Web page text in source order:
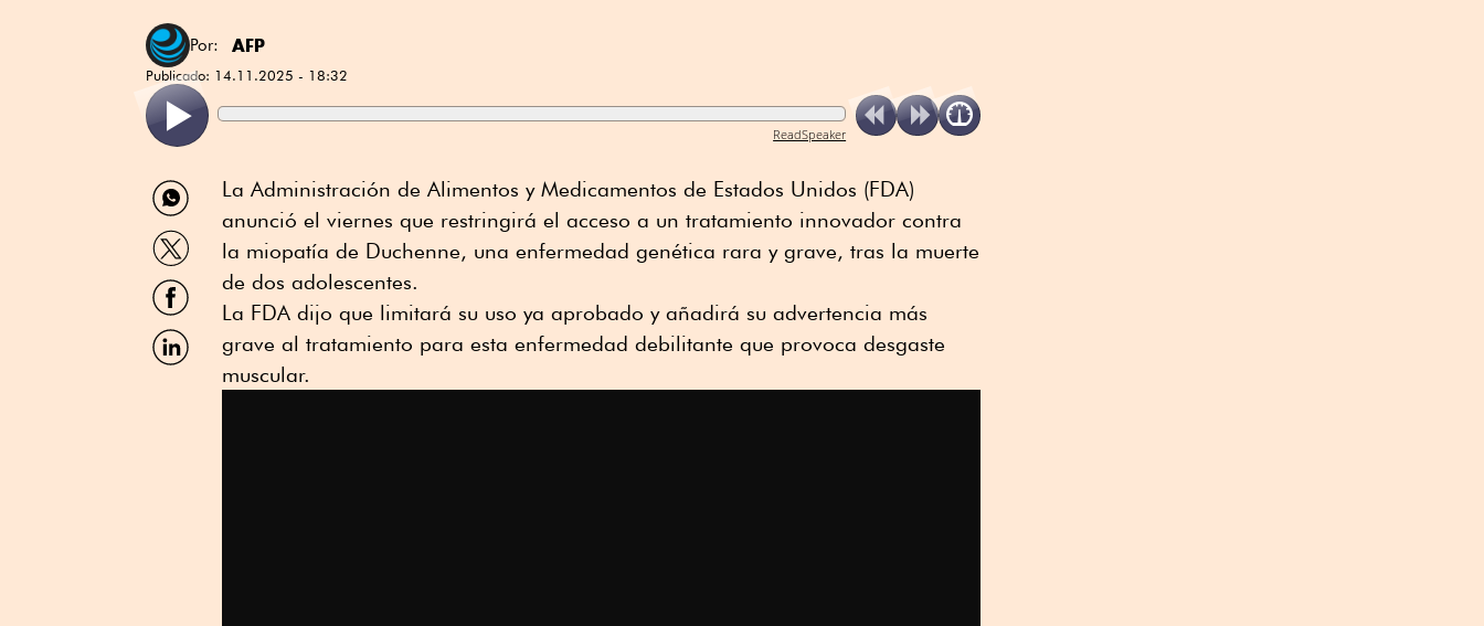
Por: AFP
Publicado: 14.11.2025 - 18:32
ReadSpeaker
Compartir
por
WhatsApp
Compartir
por
Twitter
Compartir
por
Facebook
Compartir
por
La Administración de Alimentos y Medicamentos de Estados Unidos (FDA)
anunció el viernes que restringirá el acceso a un tratamiento innovador contra
la miopatía de Duchenne, una enfermedad genética rara y grave, tras la muerte
de dos adolescentes.
La FDA dijo que limitará su uso ya aprobado y añadirá su advertencia más
grave al tratamiento para esta enfermedad debilitante que provoca desgaste
muscular.